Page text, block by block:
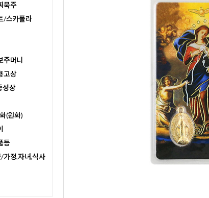
묵주
/스카폴라
주머니
고상
성상
(원화)
등
가정,자녀,식사